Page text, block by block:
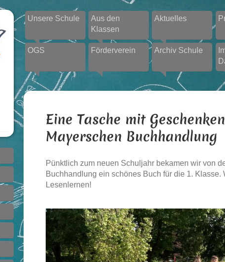
Unsere Schule
Aus den
Klassen
Aktuelles
OGS Förderverein Archiv Schule
Eine Tasche mit
Mayerschen Buchhandlung
Pünktlich zum neuen Schuljahr bekamen wir von
Buchhandlung ein schönes Buch für die 1. Klasse.
Lesenlernen!